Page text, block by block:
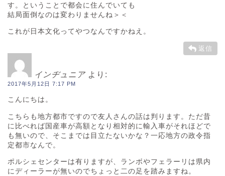
す。ということで都会に住んでいても
結局面倒なのは変わりませんね＞＜
これが日本文化ってやつなんですかねえ。
返信
インヂュニア より:
2017年5月12日 7:17 PM
こんにちは。
こちらも地方都市ですので友人さんの話は判ります。ただ昔
に比べれば国産車が高額となり相対的に輸入車がそれほどで
も無いので、そこまでは目立たないかな？一応地方の政令指
定都市なんで。
ポルシェセンターは有りますが、ランボやフェラーリは県内
にディーラーが無いのでちょっと二の足を踏みますね。